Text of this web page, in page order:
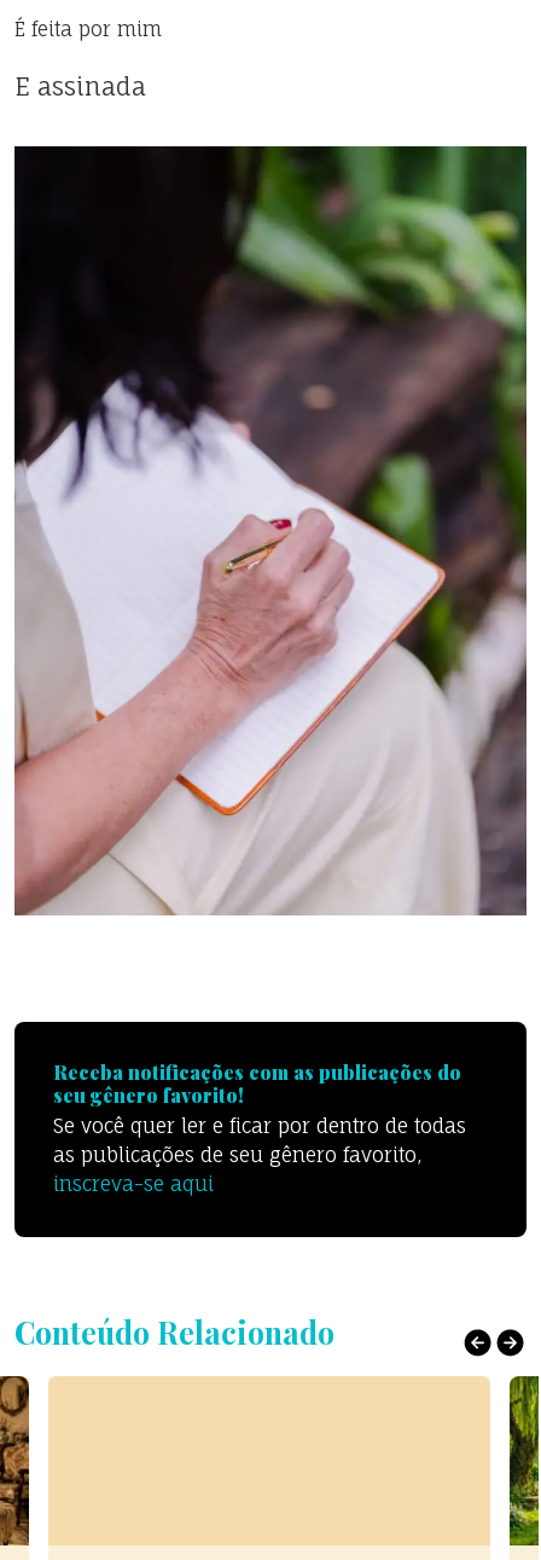
É feita por mim
E assinada
Receba notificações com as publicações do
seu gênero favorito!
Se você quer ler e ficar por dentro de todas
as publicações de seu gênero favorito,
inscreva-se aqui
Conteúdo Relacionado